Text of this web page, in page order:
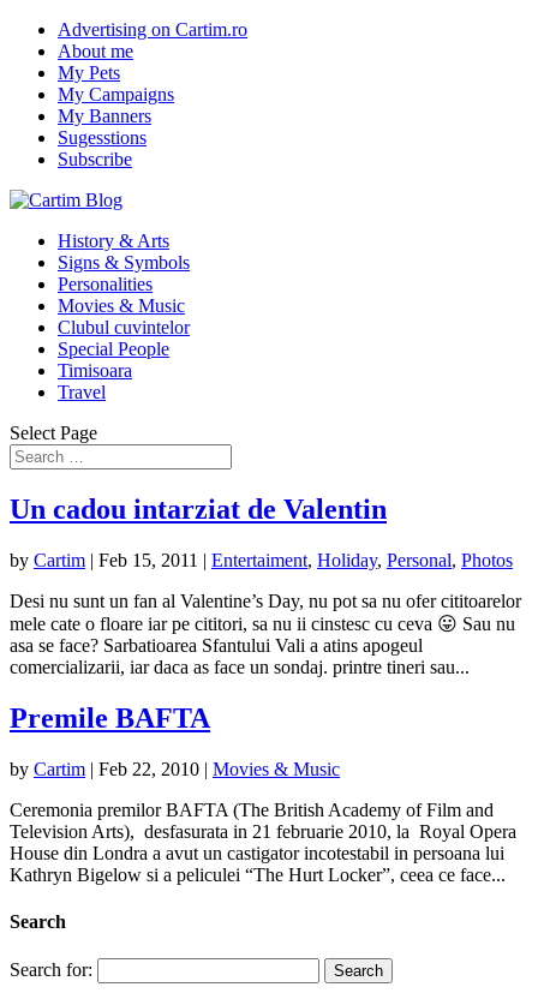
Advertising on Cartim.ro
About me
My Pets
My Campaigns
My Banners
Sugesstions
Subscribe
History & Arts
Signs & Symbols
Personalities
Movies & Music
Clubul cuvintelor
Special People
Timisoara
Travel
Select Page
Un cadou intarziat de Valentin
by Cartim | Feb 15, 2011 | Entertaiment, Holiday, Personal, Photos
Desi nu sunt un fan al Valentine’s Day, nu pot sa nu ofer cititoarelor
mele cate o floare iar pe cititori, sa nu ii cinstesc cu ceva 😛 Sau nu
asa se face? Sarbatioarea Sfantului Vali a atins apogeul
comercializarii, iar daca as face un sondaj. printre tineri sau...
Premile BAFTA
by Cartim | Feb 22, 2010 | Movies & Music
Ceremonia premilor BAFTA (The British Academy of Film and
Television Arts), desfasurata in 21 februarie 2010, la Royal Opera
House din Londra a avut un castigator incotestabil in persoana lui
Kathryn Bigelow si a peliculei “The Hurt Locker”, ceea ce face...
Search
Search for: